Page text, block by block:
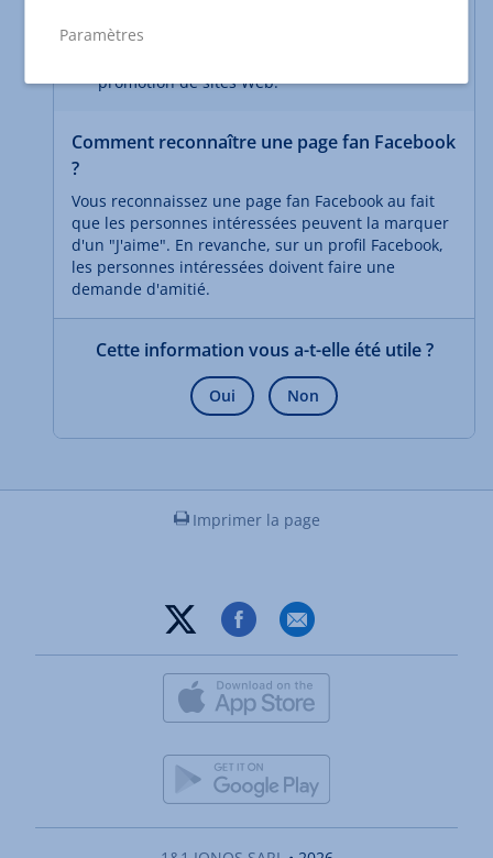
un profil Facebook. Les profils
promotion de sites Web.
Comment reconnaître une page fan Facebook
?
Vous reconnaissez une page fan Facebook au fait
que les personnes intéressées peuvent la marquer
d'un "J'aime". En revanche, sur un profil Facebook,
les personnes intéressées doivent faire une
demande d'amitié.
Cette information vous a-t-elle été utile ?
Oui Non
Imprimer la page
Paramètres